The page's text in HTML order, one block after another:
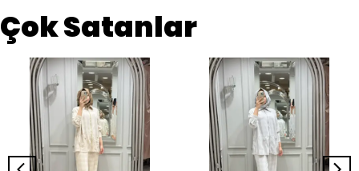
Çok Satanlar